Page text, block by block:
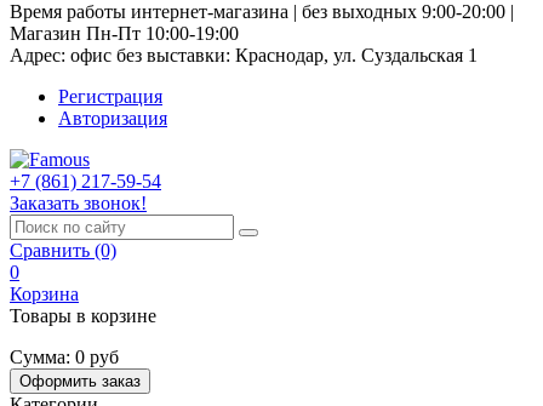
Время работы интернет-магазина | без выходных 9:00-20:00 |
Магазин Пн-Пт 10:00-19:00
Адрес: офис без выставки: Краснодар, ул. Суздальская 1
Регистрация
Авторизация
+7 (861) 217-59-54
Заказать звонок!
Сравнить (0)
0
Корзина
Товары в корзине
Сумма: 0 руб
Оформить заказ